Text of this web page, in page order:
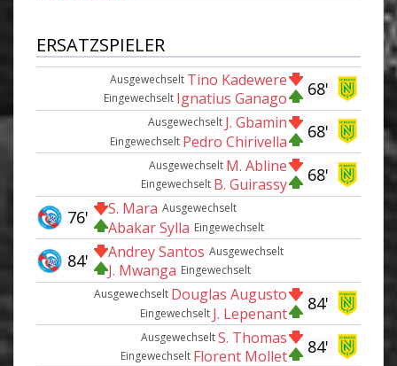
ERSATZSPIELER
68'
Ausgewechselt Tino Kadewere
Eingewechselt Ignatius Ganago
68'
Ausgewechselt J. Gbamin
Eingewechselt Pedro Chirivella
68'
Ausgewechselt M. Abline
Eingewechselt B. Guirassy
Ausgewechselt
S. Mara
Eingewechselt
Abakar Sylla
76'
Ausgewechselt
Andrey Santos
Eingewechselt
J. Mwanga
84'
84'
Ausgewechselt Douglas Augusto
Eingewechselt J. Lepenant
84'
AusgewechseltS. Thomas
Eingewechselt Florent Mollet